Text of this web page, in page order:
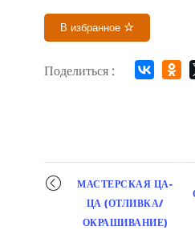
В избранное
Поделиться :
навигация
МАСТЕРСКАЯ ЦА-
ЦА (ОТЛИВКА/
ОКРАШИВАНИЕ)